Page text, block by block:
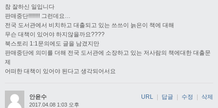
참 잘하신 일입니다
판매중단!!!!!!!! 그런데요…
전국 도서관에서 비치하고 대출되고 있는 쓰쓰이 늙은이 책에 대해
무슨 대책이 있어야 하지않을까요????
북스토리 1:1문의에도 글을 남겼지만
판매중단에 의미를 더해 전국 도서관에 소장하고 있는 저사람의 책에대한 대출문
제
어떠한 대책이 있어야 된다고 생각되어서요
안윤수
2017.04.08 1:03 오후
URL | 답글 | 수정 | 삭제